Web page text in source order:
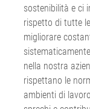
sostenibilità e ci
rispetto di tutte
migliorare
nella nostra
rispettano le
ambienti di